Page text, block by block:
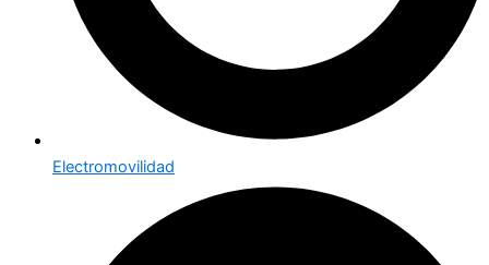
Electromovilidad